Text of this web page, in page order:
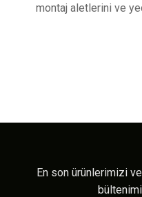
montaj aletlerini ve
En son ürünlerimizi